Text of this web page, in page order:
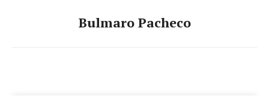
Bulmaro Pacheco